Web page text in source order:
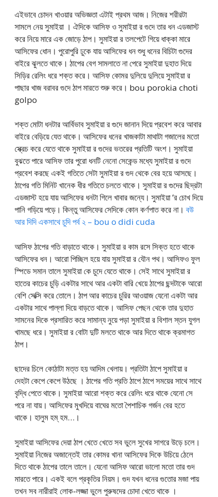
এইভাবে চোদন খাওয়ার অভিজ্ঞতা এটাই প্রথম আজ। নিজের শরীরটা
সামলে নেয় সুমাইয়া । ঐদিকে আসিফ ও সুমাইয়া র গুদে তার ধন এডজাস্ট
করে নিয়ে মারে এক জোড়ে ঠাপ। সুমাইয়া র তলপেটে গিয়ে ধাক্কা মারে
আসিফের ধোন। পুরোপুরি ঢুকে যায় আসিফের ধন শুধু ধনের বিচিটা গুদের
বাইরে ঝুলতে থাকে। ঠাপের বেগ সামলাতে না পেরে সুমাইয়া দুহাত দিয়ে
সিড়ির রেলিং ধরে শক্ত করে। আসিফ কোমর দুলিয়ে দুলিয়ে সুমাইয়া র
পাছার খাজ বরাবর গুদে ঠাপ মারতে শুরু করে। bou porokia choti
golpo
শক্ত মোটা ধনটার আর্বিভাব সুমাইয়া র গুদে জানান দিয়ে প্রবেশ করে আবার
বাইরে বেড়িয়ে যেত থাকে। আসিফের ধনের খাজকাটা মাথাটা গজালের মতো
স্ক্রেচ করে যেতে থাকে সুমাইয়া র গুদের ভতরের প্রতিটি অংশ। সুমাইয়া
বুঝতে পারে আসিফ তার পুরো ধনটি নেনো সেকেন্ড মধ্যে সুমাইয়া র গুদে
প্রবেশ করছে একই গতিতে সেটা সুমাইয়া র গুদ থেকে বের হয়ে আসছে।
ঠাপের গতি মিনিট খানেক ধীর গতিতে চলতে থাকে। সুমাইয়া র গুদের ছিদ্রটা
এডজাস্ট হয়ে যায় আসিফের ধনটা গিলে খাবার জন্যে। সুমাইয়া ’র চোখ দিয়ে
পানি গড়িয়ে পড়ে। কিন্তু আসিফের সেদিকে কোন কর্ণপাত করে না। বউ
আর দিদি একসাথে চুদি পর্ব ২ – bou o didi cuda
আসিফ ঠাপের গতি বাড়াতে থাকে। সুমাইয়া র কাম রসে সিক্ত হতে থাকে
আসিফের ধন। আরো পিচ্ছিল হয়ে যায় সুমাইয়া র যৌন পথ। আসিফও ফুল
স্পিডে সমান তালে সুমাইয়া কে চুদে যেতে থাকে। সেই সাথে সুমাইয়া র
হাতের কাচের চুড়ি একটার সাথে আর একটা বারি খেয়ে ঠাপের ছন্দটাকে আরো
বেশি সেক্সি করে তোলে। ঠাপ আর কাচের চুরির আওয়াজ যেনো একটা আর
একটার সাথে পাল্লা দিয়ে বাড়তে থাকে। আসিফ পেছন থেকে তার দুহাত
সামনের দিকে প্রসারিত করে সামান্য নুয়ে পড়া সুমাইয়া র বিশাল স্তন যুগল
খামছে ধরে। সুমাইয়া র বোটা দুটি মলতে থাকে আর দিতে থাকে ক্রমাগত
ঠাপ।
ছাদের চিলে কোঠাটা মত্ত হয় আদিম খেলায়। প্রতিটা ঠাপে সুমাইয়া র
দেহটা কেপে কেপে উঠছে । ঠাপের গতি প্রতি ঠাপে ঠাপে সময়ের সাথে সাথে
বৃদ্ধি পেতে থাকে। সুমাইয়া আরো শক্ত করে রেলিং ধরে থাকে যেনো সে
পরে না যায়। আসিফের মুখদিয়ে বাঘের মতো পৈশাচিক গর্জন বের হতে
থাকে। হালুম হম্ হম…।
সুমাইয়া আসিফের দেয়া ঠাপ খেতে খেতে সব ভুলে সুখের সাগরে উড়ে চলে।
সুমাইয়া নিজের অজান্তেই তার কোমর খানা আসিফের দিকে উচিয়ে ঠেলে
দিতে থাকে ঠাপের তালে তালে। যেনো আসিফ আরো ভালো মতো তার গুদ
মারতে পারে। একই বলে প্রকৃতির নিয়ম। গুদ যখন ধনের গুতোর মজা পায়
তখন সব নারীরাই লোক-লজ্জা ভুলে পুরুষদের চোদা খেতে থাকে ।